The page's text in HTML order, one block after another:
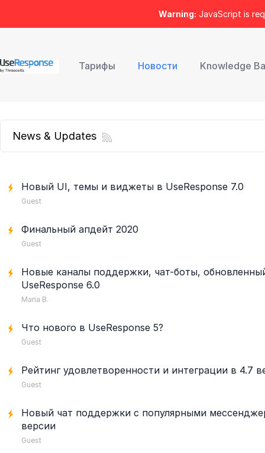
Warning: JavaScript is
Тарифы Новости Knowledge
News & Updates
Новый UI, темы и виджеты в UseResponse 7.0
Guest
Финальный апдейт 2020
Guest
Новые каналы поддержки, чат-боты,
UseResponse 6.0
Maria B.
Что нового в UseResponse 5?
Guest
Рейтинг удовлетворенности и интеграции в 4.7
Guest
Новый чат поддержки с популярными
версии
Guest